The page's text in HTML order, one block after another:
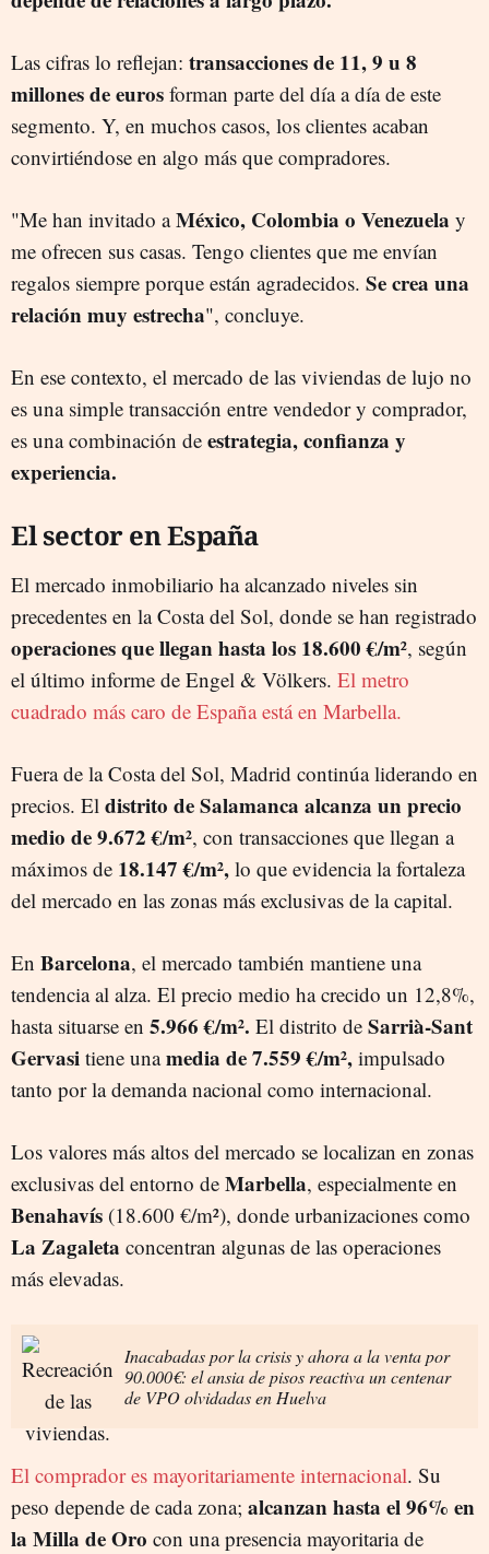
Las cifras lo reflejan: transacciones de 11, 9 u 8
millones de euros forman parte del día a día de este
segmento. Y, en muchos casos, los clientes acaban
convirtiéndose en algo más que compradores.
"Me han invitado aMéxico, Colombia o Venezuela y
me ofrecen sus casas. Tengo clientes que me envían
regalos siempre porque están agradecidos. Se crea una
relación muy estrecha", concluye.
En ese contexto, el mercado de las viviendas de lujo no
es una simple transacción entre vendedor y comprador,
es una combinación de estrategia, confianza y
experiencia.
El sector en España
El mercado inmobiliario ha alcanzado niveles sin
precedentes en la Costa del Sol, donde se han registrado
operaciones que llegan hasta los 18.600 €/m², según
el último informe de Engel & Völkers. El metro
cuadrado más caro de España está en Marbella.
Fuera de la Costa del Sol, Madrid continúa liderando en
precios. El distrito de Salamanca alcanza un precio
medio de 9.672 €/m², con transacciones que llegan a
máximos de 18.147 €/m², lo que evidencia la fortaleza
del mercado en las zonas más exclusivas de la capital.
En Barcelona, el mercado también mantiene una
tendencia al alza. El precio medio ha crecido un 12,8%,
hasta situarse en 5.966 €/m². El distrito de Sarrià-Sant
Gervasi tiene una media de 7.559 €/m², impulsado
tanto por la demanda nacional como internacional.
Los valores más altos del mercado se localizan en zonas
exclusivas del entorno de Marbella, especialmente en
Benahavís (18.600 €/m²), donde urbanizaciones como
La Zagaleta concentran algunas de las operaciones
más elevadas.
Inacabadas por la crisis y ahora a la venta por
90.000€: el ansia de pisos reactiva un centenar
de VPO olvidadas en Huelva
El comprador es mayoritariamente internacional. Su
peso depende de cada zona; alcanzan hasta el 96% en
la Milla de Oro con una presencia mayoritaria de